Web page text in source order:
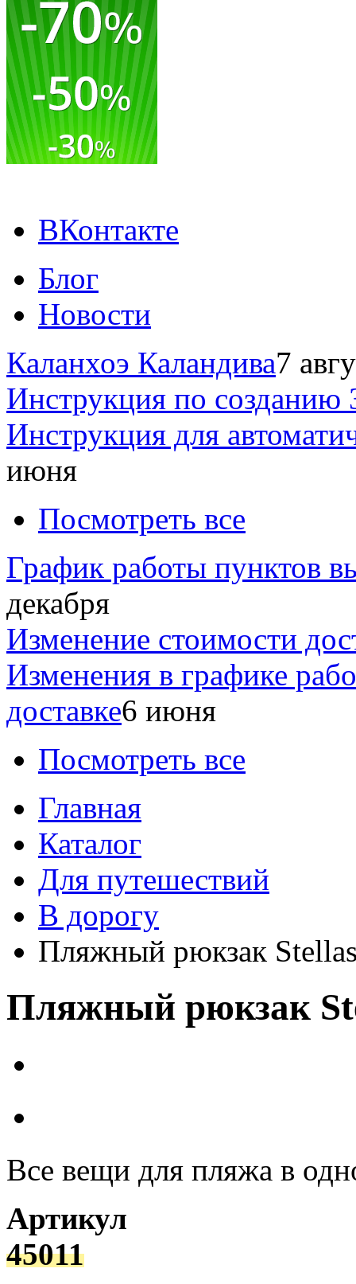
ВКонтакте
Блог
Новости
Каланхоэ Каландива7
Инструкция по созданию
Инструкция для
июня
Посмотреть все
График работы пунктов
декабря
Изменение стоимости
Изменения в графике
доставке6 июня
Посмотреть все
Главная
Каталог
Для путешествий
В дорогу
Пляжный рюкзак
Пляжный рюкзак
Все вещи для пляжа в
Артикул
45011